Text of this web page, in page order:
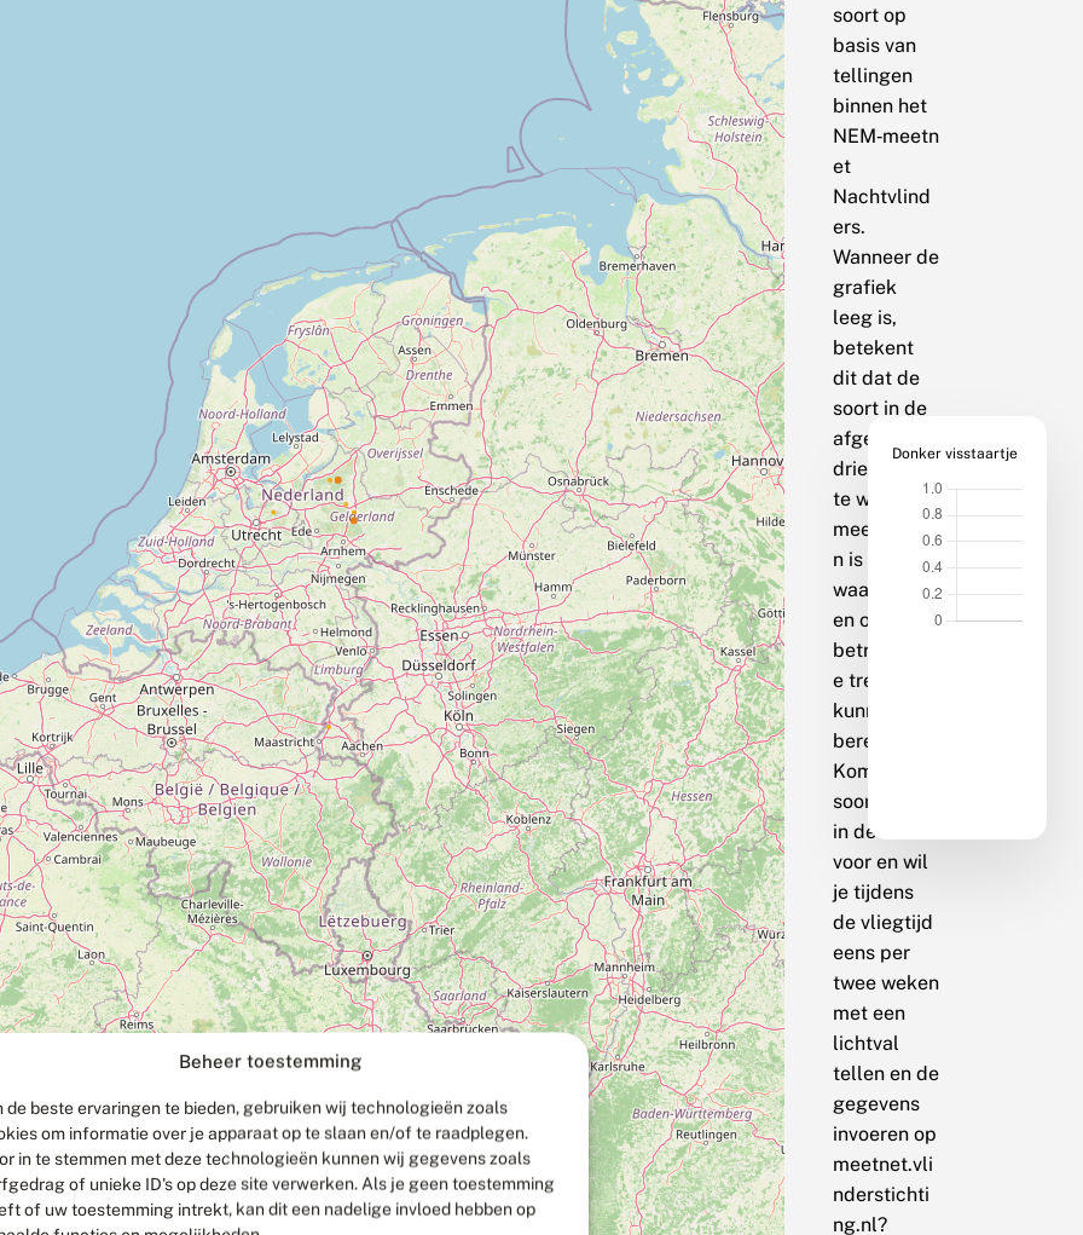
Beheer toestemming
de beste ervaringen te bieden, gebruiken wij technologieën zoals
om informatie over je apparaat op te slaan en/of te raadplegen.
in te stemmen met deze technologieën kunnen wij gegevens zoals
of unieke ID's op deze site verwerken. Als je geen toestemming
of uw toestemming intrekt, kan dit een nadelige invloed hebben op
soort op
basis van
tellingen
binnen het
NEM‑meetn
et
Nachtvlind
ers.
Wanneer de
grafiek
leeg is,
betekent
dit dat de
soort in de
afgelopen
drie jaar op
te weinig
meetpunte
n is
waargenom
en om een
betrouwbar
e trend te
kunnen
berekenen.
Komt de
soort bij jou
in de buurt
voor en wil
je tijdens
de vliegtijd
eens per
twee weken
met een
lichtval
tellen en de
gegevens
invoeren op
meetnet.vli
nderstichti
ng.nl?
Donker visstaartje